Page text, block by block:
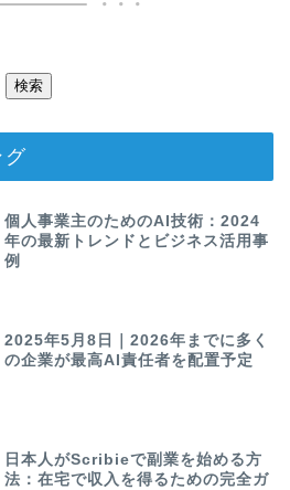
検索
グ
個人事業主のためのAI技術：2024
年の最新トレンドとビジネス活用事
例
2025年5月8日｜2026年までに多く
の企業が最高AI責任者を配置予定
日本人がScribieで副業を始める方
法：在宅で収入を得るための完全ガ